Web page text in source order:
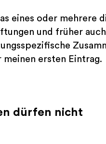
eines oder mehrere
und früher
ersten Eintrag.
dürfen nicht